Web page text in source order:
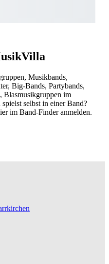
Musikbands,
Big-Bands, Partybands,
Blasmusikgruppen im
selbst in einer Band?
im Band-Finder anmelden.